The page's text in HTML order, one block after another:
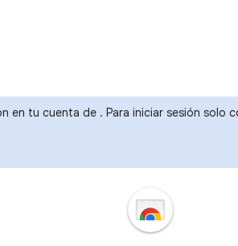
en tu cuenta de . Para iniciar sesión